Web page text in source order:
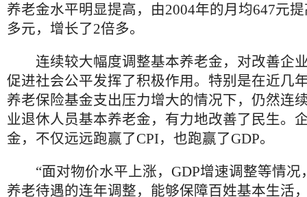
养老金水平明显提高，由2004年的月均647元
多元，增长了2倍多。
连续较大幅度调整基本养老金，对改善企
促进社会公平发挥了积极作用。特别是在近几
养老保险基金支出压力增大的情况下，仍然连
业退休人员基本养老金，有力地改善了民生。
金，不仅远远跑赢了CPI，也跑赢了GDP。
“面对物价水平上涨，GDP增速调整等情况
养老待遇的连年调整，能够保障百姓基本生活